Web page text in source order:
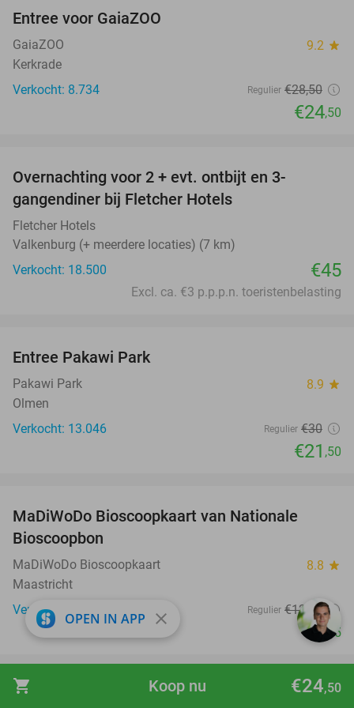
shopping_cart €24,50
Koop nu
Entree voor GaiaZOO
GaiaZOO 9.2 star
Kerkrade
Verkocht: 8.734
Regulier €28,50
€24,50
Overnachting voor 2 + evt. ontbijt en 3-
gangendiner bij Fletcher Hotels
Fletcher Hotels
Valkenburg (+ meerdere locaties) (7 km)
Verkocht: 18.500
€45
Excl. ca. €3 p.p.p.n. toeristenbelasting
Entree Pakawi Park
Pakawi Park 8.9 star
Olmen
Verkocht: 13.046
Regulier €30
€21 ,50
MaDiWoDo Bioscoopkaart van Nationale
Bioscoopbon
MaDiWoDo Bioscoopkaart 8.8 star
Maastricht
Verkocht: 20.909
Regulier €12 ,90
€8,95
Luxe ontbijt bij Basilica op het Vrijthof in
OPEN IN APP close